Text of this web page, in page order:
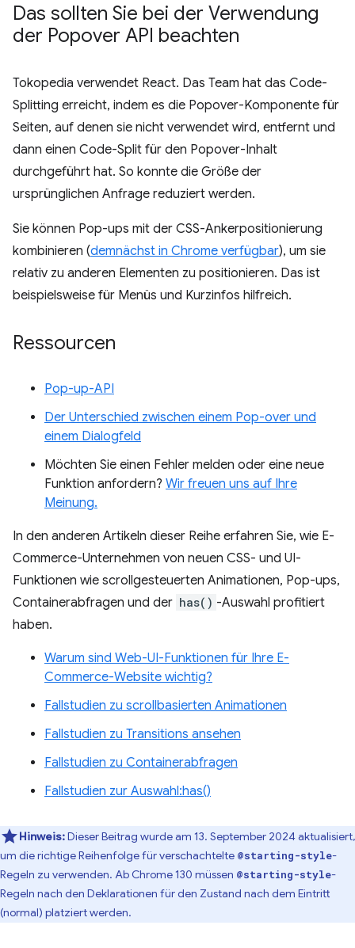
Das sollten Sie bei der Verwendung
der Popover API beachten
Tokopedia verwendet React. Das Team hat das Code-
Splitting erreicht, indem es die Popover-Komponente für
Seiten, auf denen sie nicht verwendet wird, entfernt und
dann einen Code-Split für den Popover-Inhalt
durchgeführt hat. So konnte die Größe der
ursprünglichen Anfrage reduziert werden.
Sie können Pop-ups mit der CSS-Ankerpositionierung
kombinieren (demnächst in Chrome verfügbar), um sie
relativ zu anderen Elementen zu positionieren. Das ist
beispielsweise für Menüs und Kurzinfos hilfreich.
Ressourcen
Pop-up-API
Der Unterschied zwischen einem Pop-over und
einem Dialogfeld
Möchten Sie einen Fehler melden oder eine neue
Funktion anfordern? Wir freuen uns auf Ihre
Meinung.
In den anderen Artikeln dieser Reihe erfahren Sie, wie E-
Commerce-Unternehmen von neuen CSS- und UI-
Funktionen wie scrollgesteuerten Animationen, Pop-ups,
Containerabfragen und der has() -Auswahl profitiert
haben.
Warum sind Web-UI-Funktionen für Ihre E-
Commerce-Website wichtig?
Fallstudien zu scrollbasierten Animationen
Fallstudien zu Transitions ansehen
Fallstudien zu Containerabfragen
Fallstudien zur Auswahl:has()
Hinweis:Dieser Beitrag wurde am 13. September 2024 aktualisiert,
um die richtige Reihenfolge für verschachtelte @starting-style-
Regeln zu verwenden. Ab Chrome 130 müssen @starting-style-
Regeln nach den Deklarationen für den Zustand nach dem Eintritt
(normal) platziert werden.